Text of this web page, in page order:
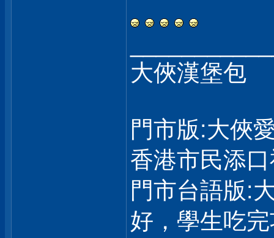
大俠漢堡包
門市版:大俠
香港市民添
門市台語版:
好，學生吃